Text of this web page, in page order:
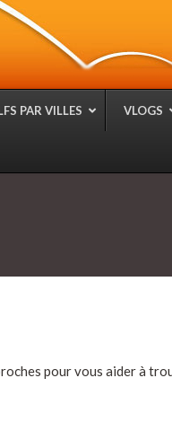
PAR VILLES VLOGS
pour vous aider à